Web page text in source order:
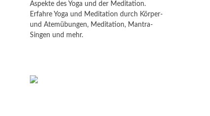
Aspekte des Yoga und der Meditation.
Erfahre Yoga und Meditation durch Körper-
und Atemübungen, Meditation, Mantra-
Singen und mehr.